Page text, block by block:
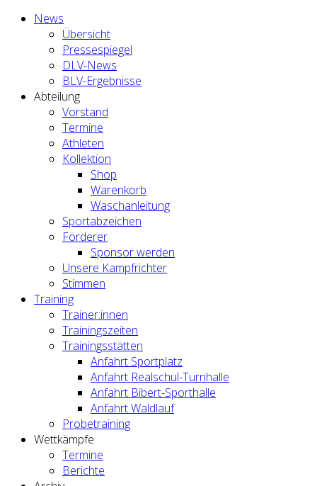
News
Übersicht
Pressespiegel
DLV-News
BLV-Ergebnisse
Abteilung
Vorstand
Termine
Athleten
Kollektion
Shop
Warenkorb
Waschanleitung
Sportabzeichen
Förderer
Sponsor werden
Unsere Kampfrichter
Stimmen
Training
Trainer:innen
Trainingszeiten
Trainingsstätten
Anfahrt Sportplatz
Anfahrt Realschul-Turnhalle
Anfahrt Bibert-Sporthalle
Anfahrt Waldlauf
Probetraining
Wettkämpfe
Termine
Berichte